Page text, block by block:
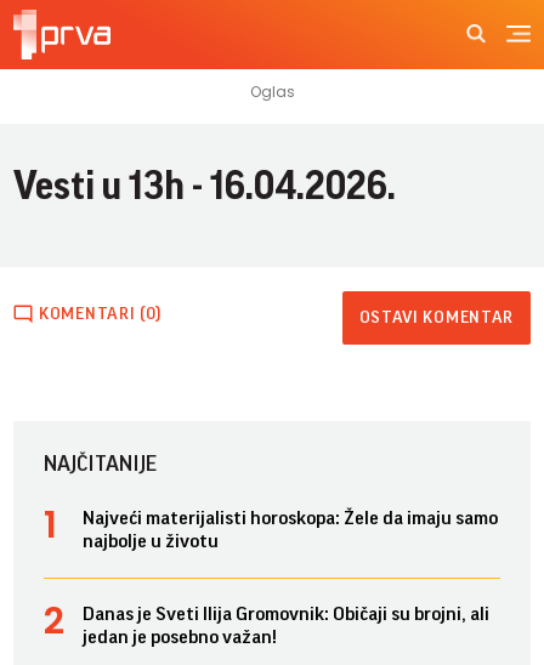
Vesti u 13h - 16.04.2026.
KOMENTARI (0) OSTAVI KOMENTAR
NAJČITANIJE
Najveći materijalisti horoskopa: Žele da imaju samo
najbolje u životu
Danas je Sveti Ilija Gromovnik: Običaji su brojni, ali
jedan je posebno važan!